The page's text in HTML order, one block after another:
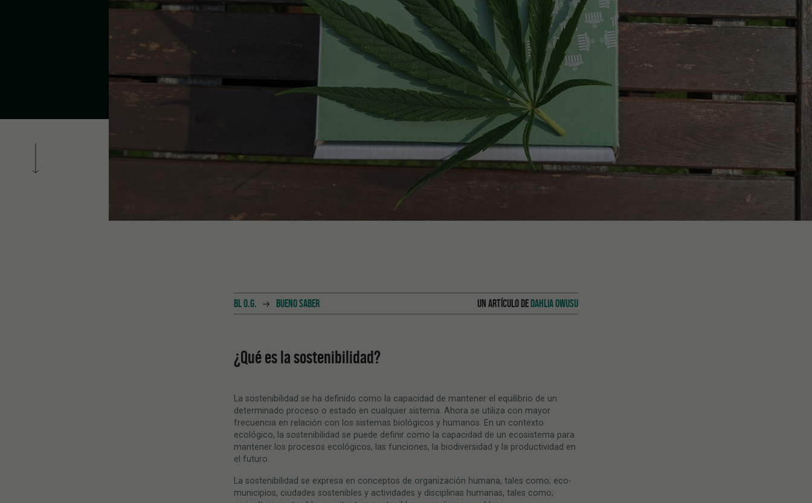
BL O.G. BUENO SABER UN ARTÍCULO DEDAHLIA OWUSU
¿Quées la sostenibilidad?
La sostenibilidad se ha definido como la capacidad de mantener el equilibrio de un
determinado proceso o estado en cualquier sistema. Ahora se utiliza con mayor
frecuencia en relación con los sistemas biológicos y humanos. En un contexto
ecológico, la sostenibilidad se puede definir como la capacidad de un ecosistema para
mantener los procesos ecológicos, las funciones, la biodiversidad y la productividad en
el futuro.
La sostenibilidad se expresa en conceptos de organización humana, tales como; eco-
municipios, ciudades sostenibles y actividades y disciplinas humanas, tales como;